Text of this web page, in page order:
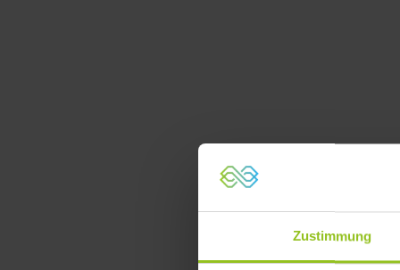
Zustimmung